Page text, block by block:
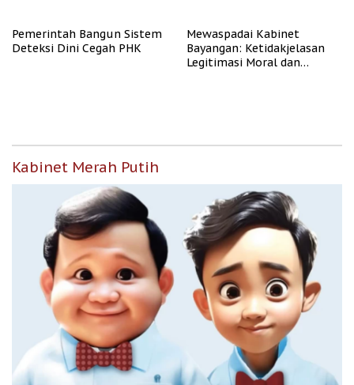
Pemerintah Bangun Sistem
Deteksi Dini Cegah PHK
Mewaspadai Kabinet
Bayangan: Ketidakjelasan
Legitimasi Moral dan
Kabinet Merah Putih